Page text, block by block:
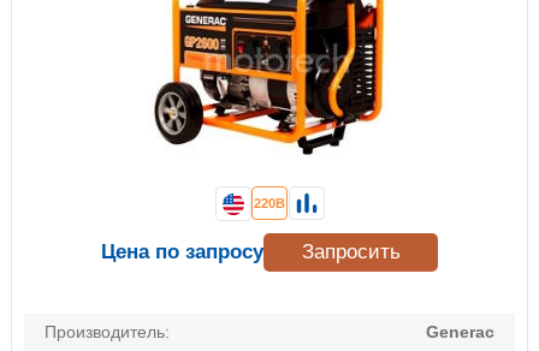
Производитель:
Generac
220В
Цена по запросу Запросить